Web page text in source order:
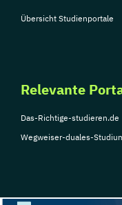
Übersicht Studienportale
Relevante
Das-Richtige-studieren.de
Wegweiser-duales-